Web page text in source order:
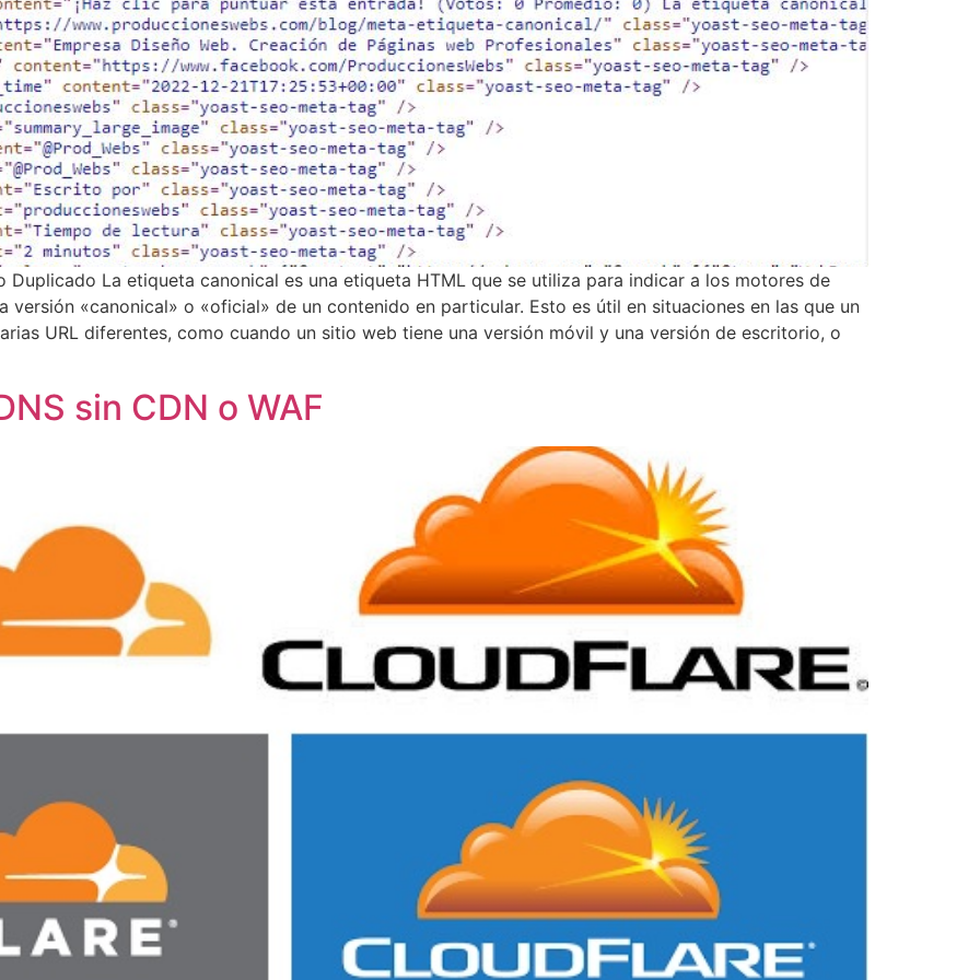
La etiqueta canonical es una etiqueta HTML que se utiliza para indicar a los motores de
versión «canonical» o «oficial» de un contenido en particular. Esto es útil en situaciones en las que un
URL diferentes, como cuando un sitio web tiene una versión móvil y una versión de escritorio, o
sin CDN o WAF